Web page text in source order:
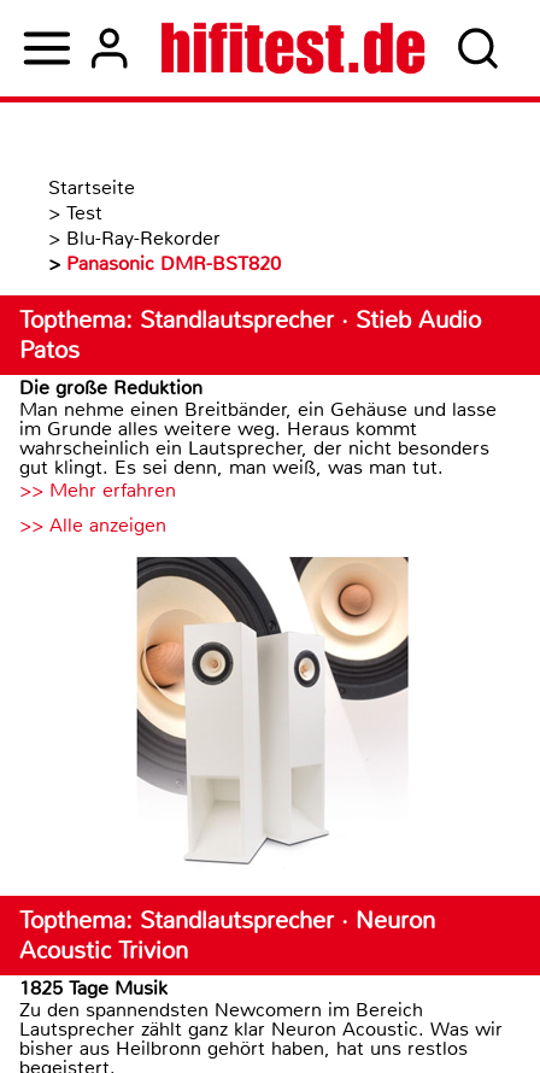
Startseite
> Test
> Blu-Ray-Rekorder
> Panasonic DMR-BST820
Topthema: Standlautsprecher · Stieb Audio
Patos
Die große Reduktion
Man nehme einen Breitbänder, ein Gehäuse und lasse
im Grunde alles weitere weg. Heraus kommt
wahrscheinlich ein Lautsprecher, der nicht besonders
gut klingt. Es sei denn, man weiß, was man tut.
>> Mehr erfahren
>> Alle anzeigen
Topthema: Standlautsprecher · Neuron
Acoustic Trivion
1825 Tage Musik
Zu den spannendsten Newcomern im Bereich
Lautsprecher zählt ganz klar Neuron Acoustic. Was wir
bisher aus Heilbronn gehört haben, hat uns restlos
begeistert.